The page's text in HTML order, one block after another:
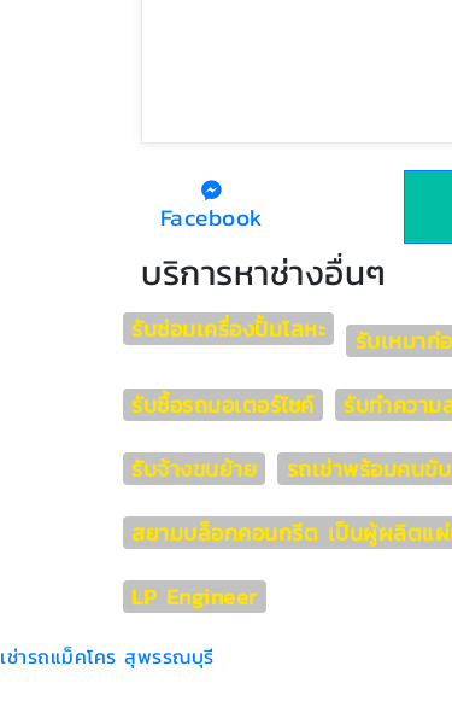
Facebook
บริการหาช่างอื่นๆ
รับซ่อมเครื่องปั้มโลหะ รับเหมาก่
รับซื้อรถมอเตอร์ไซค์
รับทำความ
รับจ้างขนย้าย
รถเช่าพร้อมคนขั
สยามบล็อกคอนกรีต เป็นผู้ผลิตแ
LP Engineer
เช่ารถแม็คโคร สุพรรณบุรี